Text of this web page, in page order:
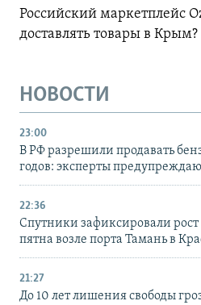
Российский маркетплейс
доставлять товары в
НОВОСТИ
23:00
В РФ разрешили продавать
годов: эксперты
22:36
Спутники зафиксировали
пятна возле порта Тамань в
21:27
До 10 лет лишения свободы